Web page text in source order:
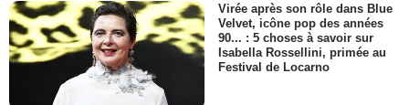
Virée après son rôle dans Blue
Velvet, icône pop des années
90... : 5 choses à savoir sur
Isabella Rossellini, primée au
Festival de Locarno